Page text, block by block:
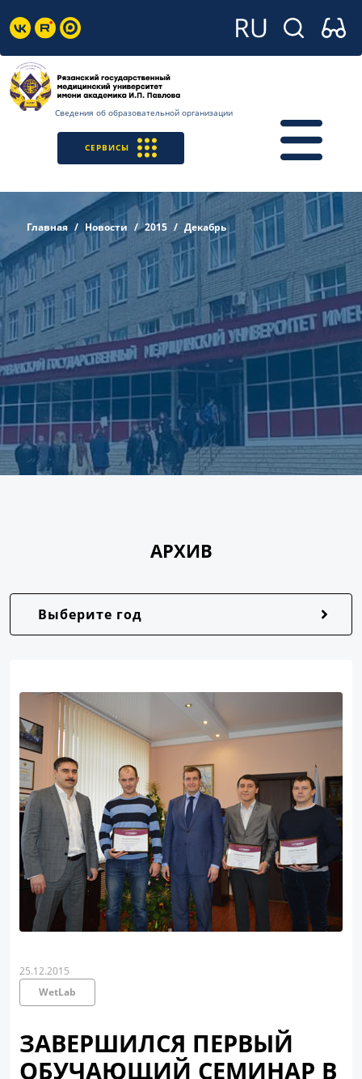
Сведения об образовательной организации
СЕРВИСЫ
Главная Новости 2015 Декабрь
АРХИВ
Выберите год
25.12.2015
WetLab
ЗАВЕРШИЛСЯ ПЕРВЫЙ
ОБУЧАЮЩИЙ СЕМИНАР В